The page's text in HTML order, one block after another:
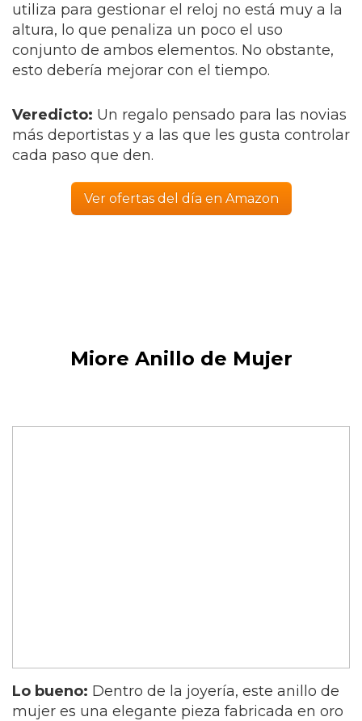
utiliza para gestionar el reloj no está muy a la
altura, lo que penaliza un poco el uso
conjunto de ambos elementos. No obstante,
esto debería mejorar con el tiempo.
Veredicto: Un regalo pensado para las novias
más deportistas y a las que les gusta controlar
cada paso que den.
Ver ofertas del día en Amazon
Miore Anillo de Mujer
Lo bueno: Dentro de la joyería, este anillo de
mujer es una elegante pieza fabricada en oro